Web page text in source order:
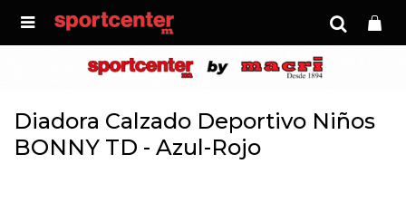

Diadora Calzado Deportivo Niños
BONNY TD - Azul-Rojo